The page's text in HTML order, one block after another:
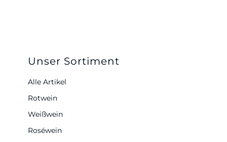
Unser Sortiment
Alle Artikel
Rotwein
Weißwein
Roséwein